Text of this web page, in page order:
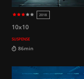
2024
10x10
SUSPENSE